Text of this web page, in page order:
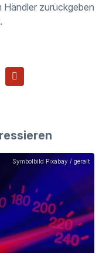
Händler zurückgeben
Symbolbild Pixabay / geralt